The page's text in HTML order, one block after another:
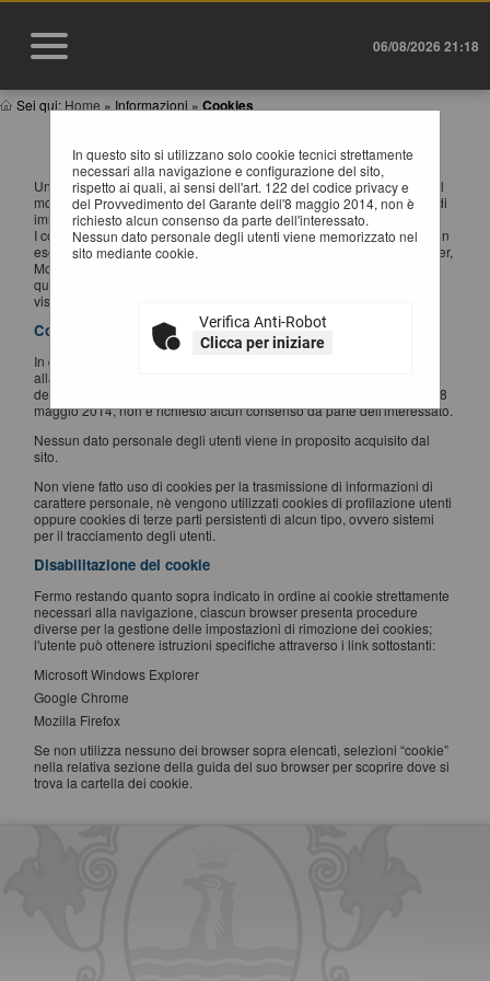
06/08/2026 21:18
Sei qui: Home » Informazioni » Cookies
In questo sito si utilizzano solo cookie tecnici strettamente
necessari alla navigazione e configurazione del sito,
rispetto ai quali, ai sensi dell'art. 122 del codice privacy e
del Provvedimento del Garante dell'8 maggio 2014, non è
richiesto alcun consenso da parte dell'interessato.
Nessun dato personale degli utenti viene memorizzato nel
sito mediante cookie.
Verifica Anti-Robot
Clicca per iniziare
INFORMATIVA SUI COOKIES
Un "cookie" è un piccolo file di testo creato sul computer dell'utente al
momento in cui questo accede ad un determinato sito, con lo scopo di
immagazzinare e trasportare informazioni.
I cookie sono inviati da un server web (che è il computer sul quale è in
esecuzione il sito web visitato) al browser dell'utente (Internet Explorer,
Mozilla Firefox, Google Chrome, ecc.) e memorizzati sul computer di
quest'ultimo; vengono, quindi, re-inviati al sito web al momento delle
visite successive.
Cookies utilizzati
In questo sito si utilizzano solo cookie tecnici strettamente necessari
alla navigazione e configurazione del sito, rispetto ai quali, ai sensi
dell'art. 122 del codice privacy e del Provvedimento del Garante dell'8
maggio 2014, non è richiesto alcun consenso da parte dell'interessato.
Nessun dato personale degli utenti viene in proposito acquisito dal
sito.
Non viene fatto uso di cookies per la trasmissione di informazioni di
carattere personale, nè vengono utilizzati cookies di profilazione utenti
oppure cookies di terze parti persistenti di alcun tipo, ovvero sistemi
per il tracciamento degli utenti.
Disabilitazione dei cookie
Fermo restando quanto sopra indicato in ordine ai cookie strettamente
necessari alla navigazione, ciascun browser presenta procedure
diverse per la gestione delle impostazioni di rimozione dei cookies;
l'utente può ottenere istruzioni specifiche attraverso i link sottostanti:
Microsoft Windows Explorer
Google Chrome
Mozilla Firefox
Se non utilizza nessuno dei browser sopra elencati, selezioni “cookie”
nella relativa sezione della guida del suo browser per scoprire dove si
trova la cartella dei cookie.